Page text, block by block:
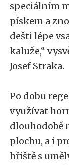
speciálním
pískem a
dešti lépe
kaluže,“
Josef Straka.
Po dobu
využívat
dlouhodobě
plochu, a i
hřiště s